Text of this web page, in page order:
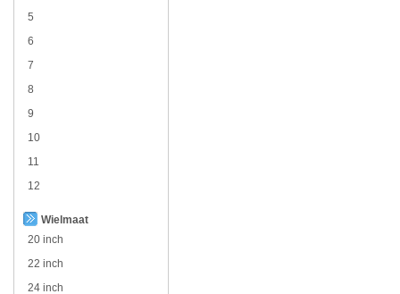
5
6
7
8
9
10
11
12
Wielmaat
20 inch
22 inch
24 inch